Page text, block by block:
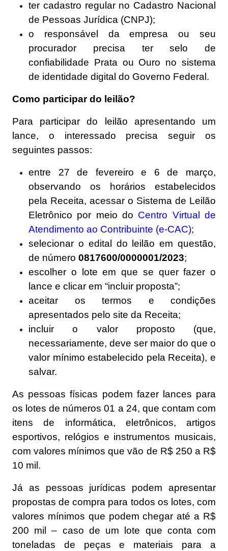
ter cadastro regular no Cadastro Nacional
de Pessoas Jurídica (CNPJ);
o responsável da empresa ou seu
procurador precisa ter selo de
confiabilidade Prata ou Ouro no sistema
de identidade digital do Governo Federal.
Como participar do leilão?
Para participar do leilão apresentando um
lance, o interessado precisa seguir os
seguintes passos:
entre 27 de fevereiro e 6 de março,
observando os horários estabelecidos
pela Receita, acessar o Sistema de Leilão
Eletrônico por meio do Centro Virtual de
Atendimento ao Contribuinte (e-CAC);
selecionar o edital do leilão em questão,
de número 0817600/0000001/2023;
escolher o lote em que se quer fazer o
lance e clicar em “incluir proposta”;
aceitar os termos e condições
apresentados pelo site da Receita;
incluir o valor proposto (que,
necessariamente, deve ser maior do que o
valor mínimo estabelecido pela Receita), e
salvar.
As pessoas físicas podem fazer lances para
os lotes de números 01 a 24, que contam com
itens de informática, eletrônicos, artigos
esportivos, relógios e instrumentos musicais,
com valores mínimos que vão de R$ 250 a R$
10 mil.
Já as pessoas jurídicas podem apresentar
propostas de compra para todos os lotes, com
valores mínimos que podem chegar até a R$
200 mil – caso de um lote que conta com
toneladas de peças e materiais para a